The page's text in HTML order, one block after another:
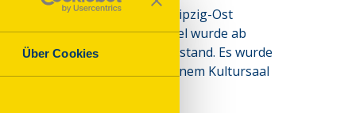
Über Cookies
stillgelegten Gasanstalt Leipzig-Ost
mit großem Staffelgiebel wurde ab
befindet sich seitdem im Leerstand. Es wurde
und soll wieder zu einem Kultursaal